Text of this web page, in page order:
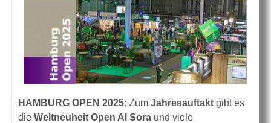
HAMBURG OPEN 2025: Zum Jahresauftakt gibt es
die Weltneuheit Open AI Sora und viele